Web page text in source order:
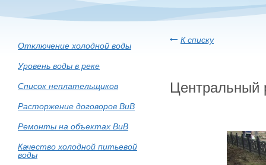
Отключение холодной воды
Уровень воды в реке
Список неплательщиков
Расторжение договоров ВиВ
Ремонты на объектах ВиВ
Качество холодной питьевой
воды
К списку
Центральный